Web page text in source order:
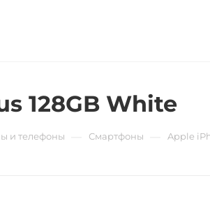
128GB White
и телефоны Смартфоны Apple